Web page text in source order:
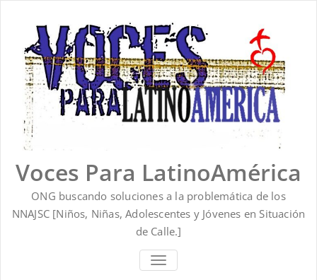
contenido
Voces Para LatinoAmérica
ONG buscando soluciones a la problemática de los
NNAJSC [Niños, Niñas, Adolescentes y Jóvenes en Situación
de Calle.]
ALTERNAR
LA